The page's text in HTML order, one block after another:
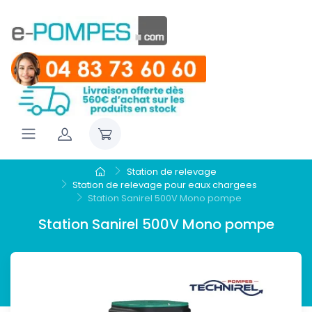
Station de relevage
Station de relevage pour eaux chargees
Station Sanirel 500V Mono pompe
Station Sanirel 500V Mono pompe